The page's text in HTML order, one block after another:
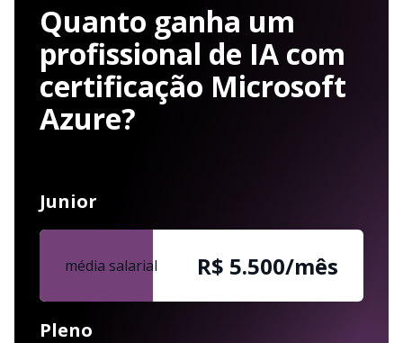
Quanto ganha um
profissional de IA com
certificação Microsoft
Azure?
Junior
média salarial R$ 5.500/mês
Pleno